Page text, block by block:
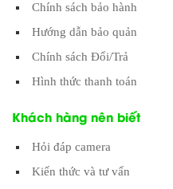
Chính sách bảo hành
Hướng dẫn bảo quản
Chính sách Đổi/Trả
Hình thức thanh toán
Khách hàng nên biết
Hỏi đáp camera
Kiến thức và tư vấn